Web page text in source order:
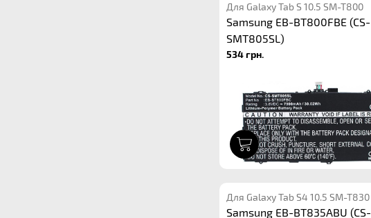
Для Galaxy Tab S 10.5 SM-T800
Samsung EB-BT800FBE (CS-
SMT805SL)
534 грн.
Для Galaxy Tab S4 10.5 SM-T830
Samsung EB-BT835ABU (CS-